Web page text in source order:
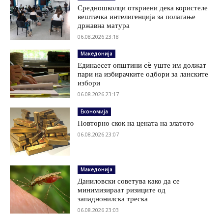
Средношколци откриени дека користеле
вештачка интелигенција за полагање
државна матура
06.08.2026 23:18
Македонија
Единаесет општини сè уште им должат
пари на избирачките одбори за ланските
избори
06.08.2026 23:17
Економија
Повторно скок на цената на златото
06.08.2026 23:07
Македонија
Даниловски советува како да се
минимизираат ризиците од
западнонилска треска
06.08.2026 23:03